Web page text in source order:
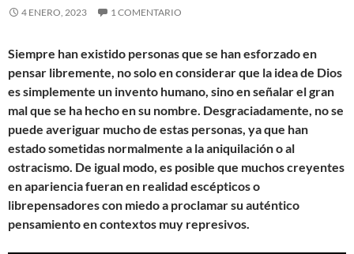
4 ENERO, 2023 1 COMENTARIO
Siempre han existido personas que se han esforzado en
pensar libremente, no solo en considerar que la idea de Dios
es simplemente un invento humano, sino en señalar el gran
mal que se ha hecho en su nombre. Desgraciadamente, no se
puede averiguar mucho de estas personas, ya que han
estado sometidas normalmente a la aniquilación o al
ostracismo. De igual modo, es posible que muchos creyentes
en apariencia fueran en realidad escépticos o
librepensadores con miedo a proclamar su auténtico
pensamiento en contextos muy represivos.